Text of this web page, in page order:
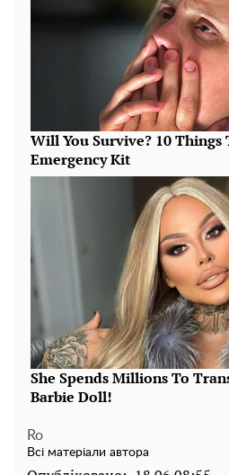
Ro
Всі матеріали автора